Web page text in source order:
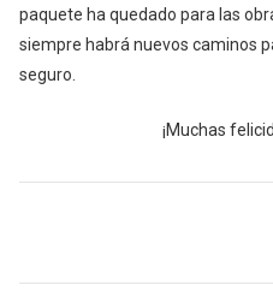
paquete ha quedado para las
siempre habrá nuevos caminos
seguro.
¡Muchas